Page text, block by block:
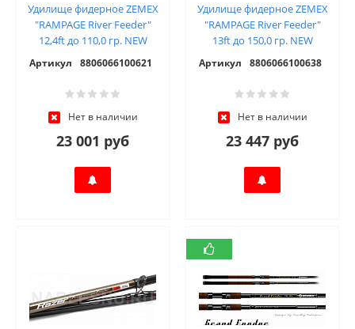
Удилище фидерное ZEMEX
"RAMPAGE River Feeder"
12,4ft до 110,0 гр. NEW
Артикул 8806066100621
Нет в наличии
23 001 руб
Удилище фидерное ZEMEX
"RAMPAGE River Feeder"
13ft до 150,0 гр. NEW
Артикул 8806066100638
Нет в наличии
23 447 руб